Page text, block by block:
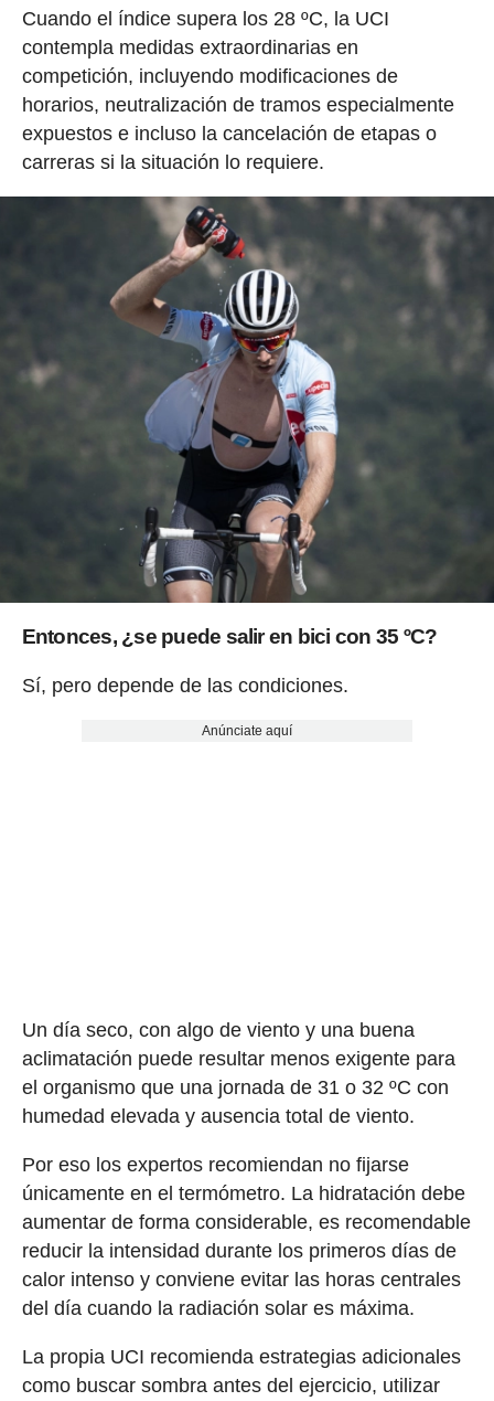
Cuando el índice supera los 28 ºC, la UCI
contempla medidas extraordinarias en
competición, incluyendo modificaciones de
horarios, neutralización de tramos especialmente
expuestos e incluso la cancelación de etapas o
carreras si la situación lo requiere.
Entonces,¿se puede salir en bici con 35 ºC?
Sí, pero depende de las condiciones.
Anúnciate aquí
Un día seco, con algo de viento y una buena
aclimatación puede resultar menos exigente para
el organismo que una jornada de 31 o 32 ºC con
humedad elevada y ausencia total de viento.
Por eso los expertos recomiendan no fijarse
únicamente en el termómetro. La hidratación debe
aumentar de forma considerable, es recomendable
reducir la intensidad durante los primeros días de
calor intenso y conviene evitar las horas centrales
del día cuando la radiación solar es máxima.
La propia UCI recomienda estrategias adicionales
como buscar sombra antes del ejercicio, utilizar